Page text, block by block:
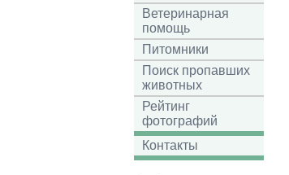
Ветеринарная
помощь
Питомники
Поиск пропавших
животных
Рейтинг
фотографий
Контакты